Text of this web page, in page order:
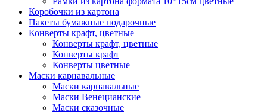
Коробочки из картона
Пакеты бумажные подарочные
Конверты крафт, цветные
Конверты крафт, цветные
Конверты крафт
Конверты цветные
Маски карнавальные
Маски карнавальные
Маски Венецианские
Маски сказочные